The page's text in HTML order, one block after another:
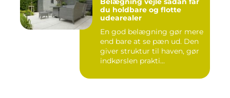
du holdbare og flotte
udearealer
En god belægning gør mere
end bare at se pæn ud. Den
giver struktur til haven, gør
indkørslen prakti...